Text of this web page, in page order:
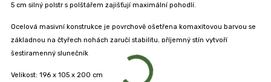
5 cm silný polstr s polštářem zajišťují maximální pohodlí.
Ocelová masivní konstrukce je povrchově ošetřena komaxitovou barvou se
základnou na čtyřech nohách zaručí stabilitu, příjemný stín vytvoří
šestiramenný slunečník
Velikost: 196 x 105 x 200 cm